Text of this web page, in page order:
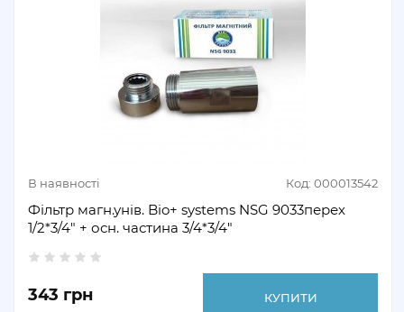
В наявності Код: 000013542
Фільтр магн.унів. Bio+ systems NSG 9033перех
1/2*3/4" + осн. частина 3/4*3/4"
343 грн КУПИТИ